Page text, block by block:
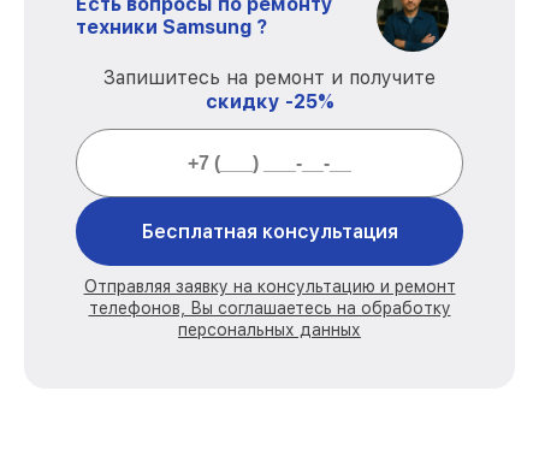
техники Samsung ?
Запишитесь на ремонт и получите
скидку -25%
Бесплатная консультация
Отправляя заявку на консультацию и ремонт
телефонов, Вы соглашаетесь на обработку
персональных данных